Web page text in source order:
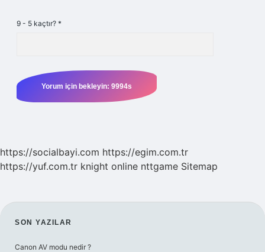
9 - 5 kaçtır? *
https://socialbayi.com https://egim.com.tr
https://yuf.com.tr knight online nttgame Sitemap
SIDEBAR
SON YAZILAR
Canon AV modu nedir ?